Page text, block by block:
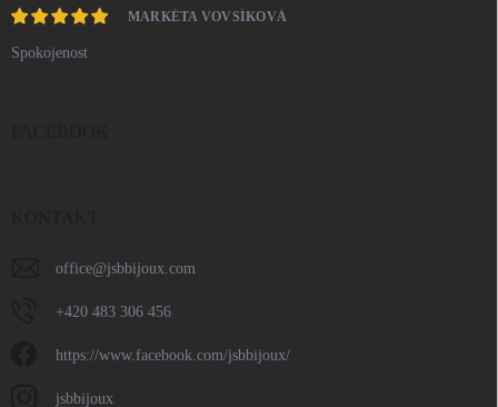
MARKÉTA VOVSÍKOVÁ
Spokojenost
office@jsbbijoux.com
+420 483 306 456
https://www.facebook.com/jsbbijoux/
jsbbijoux